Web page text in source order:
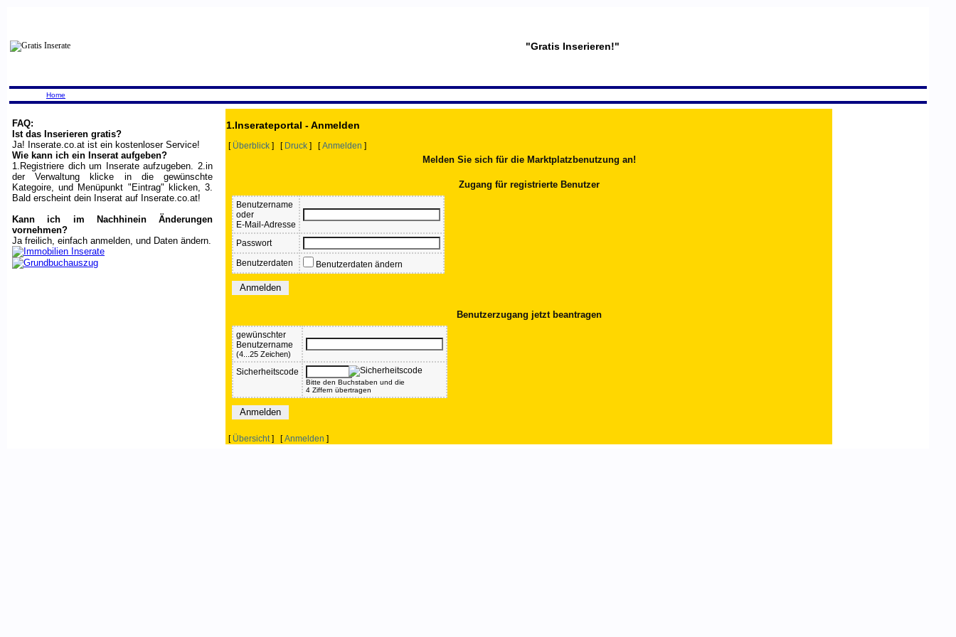
"Gratis Inserieren!"
Home
FAQ:
Ist das Inserieren gratis?
Ja! Inserate.co.at ist ein kostenloser Service!
Wie kann ich ein Inserat aufgeben?
1.Registriere dich um Inserate aufzugeben. 2.in
der Verwaltung klicke in die gewünschte
Kategoire, und Menüpunkt "Eintrag" klicken, 3.
Bald erscheint dein Inserat auf Inserate.co.at!
Kann ich im Nachhinein Änderungen
vornehmen?
Ja freilich, einfach anmelden, und Daten ändern.
1.Inserateportal - Anmelden
[ Überblick ] [ Druck ] [Anmelden ]
Melden Sie sich für die Marktplatzbenutzung an!
Zugang für registrierte Benutzer
Benutzername
oder
E-Mail-Adresse
Passwort
Benutzerdaten
Benutzerdaten ändern
Benutzerzugang jetzt beantragen
gewünschter
Benutzername
(4...25 Zeichen)
Sicherheitscode
Bitte den Buchstaben und die
4 Ziffern übertragen
[ Übersicht] [Anmelden ]